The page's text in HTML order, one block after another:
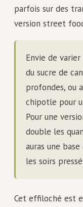
parfois sur des
version street
Envie de
du sucre de
profondes, ou
chipotle pour
Pour une
double les
auras une
les soirs
Cet effiloché est